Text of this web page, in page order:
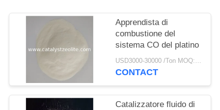
Apprendista di
combustione del
sistema CO del platino
USD3000-30000 /Ton MOQ:1 chilogrammo
CONTACT
Catalizzatore fluido di